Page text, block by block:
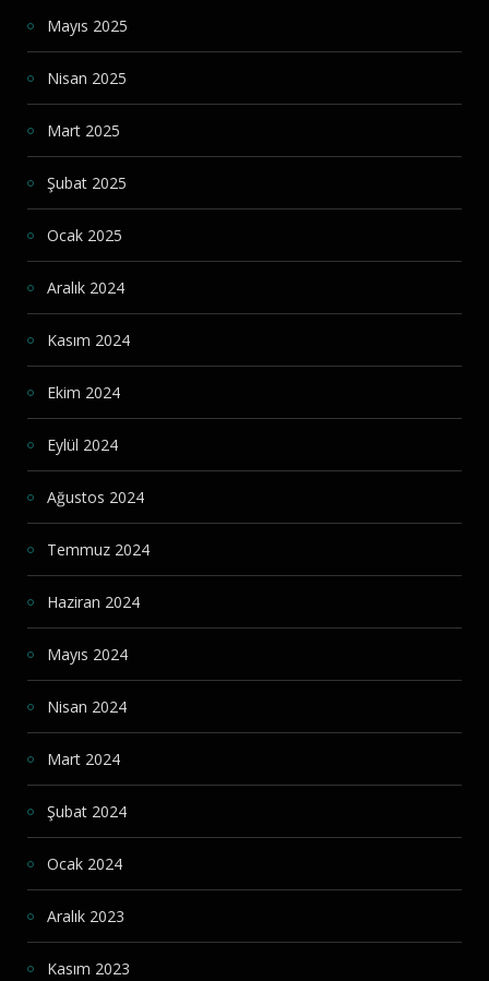
Mayıs 2025
Nisan 2025
Mart 2025
Şubat 2025
Ocak 2025
Aralık 2024
Kasım 2024
Ekim 2024
Eylül 2024
Ağustos 2024
Temmuz 2024
Haziran 2024
Mayıs 2024
Nisan 2024
Mart 2024
Şubat 2024
Ocak 2024
Aralık 2023
Kasım 2023